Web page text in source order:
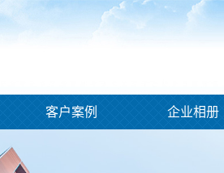
客户案例 企业相册